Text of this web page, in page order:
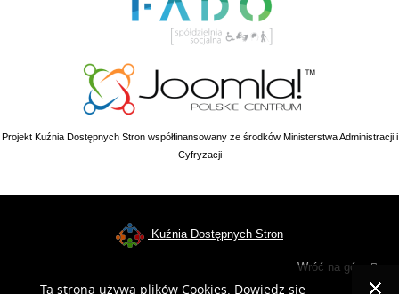
Projekt Kuźnia Dostępnych Stron współfinansowany ze środków Ministerstwa Administracji i
Cyfryzacji
Kuźnia Dostępnych Stron
Wróć na górę
Ta strona używa plików Cookies. Dowiedz się